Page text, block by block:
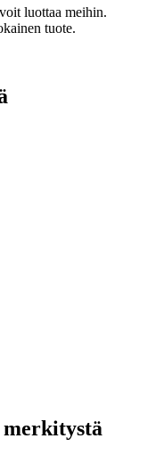
luottaa meihin.
tuote.